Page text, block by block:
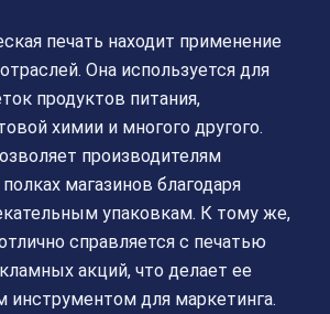
печать находит применение
Она используется для
продуктов питания,
химии и многого другого.
производителям
магазинов благодаря
упаковкам. К тому же,
справляется с печатью
акций, что делает ее
инструментом для маркетинга.